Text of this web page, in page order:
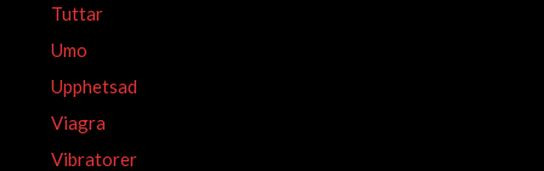
Tuttar
Umo
Upphetsad
Viagra
Vibratorer